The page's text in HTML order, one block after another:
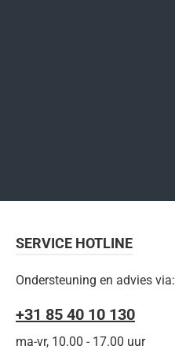
SERVICE HOTLINE
Ondersteuning en advies via:
+31 85 40 10 130
ma-vr, 10.00 - 17.00 uur